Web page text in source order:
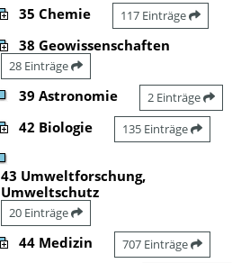
35 Chemie 117 Einträge
38 Geowissenschaften
28 Einträge
39 Astronomie 2 Einträge
42 Biologie 135 Einträge
43 Umweltforschung,
Umweltschutz
20 Einträge
44 Medizin 707 Einträge